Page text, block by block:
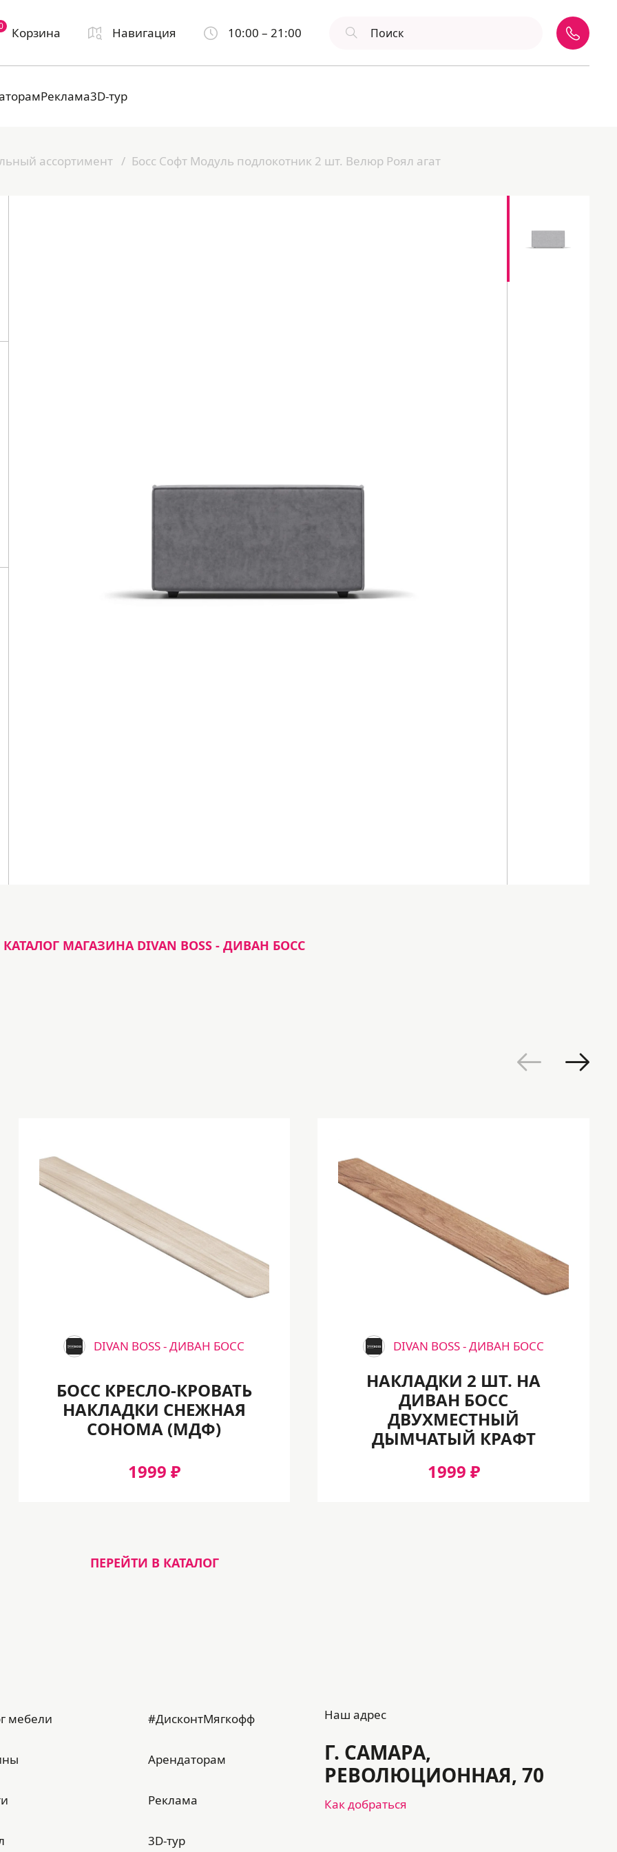
Корзина Навигация 10:00 – 21:00
Реклама3D-тур
ассортимент Босс Софт Модуль подлокотник 2 шт. Велюр Роял агат
КАТАЛОГ МАГАЗИНА DIVAN BOSS - ДИВАН БОСС
DIVAN BOSS - ДИВАН БОСС
БОСС КРЕСЛО-КРОВАТЬ
НАКЛАДКИ СНЕЖНАЯ
СОНОМА (МДФ)
1999 ₽
DIVAN BOSS - ДИВАН БОСС
НАКЛАДКИ 2 ШТ. НА
ДИВАН БОСС
ДВУХМЕСТНЫЙ
ДЫМЧАТЫЙ КРАФТ
1999 ₽
ПЕРЕЙТИ В КАТАЛОГ
мебели #ДисконтМягкофф
Арендаторам
Реклама
3D-тур
Наш адрес
Г. САМАРА,
РЕВОЛЮЦИОННАЯ, 70
Как добраться